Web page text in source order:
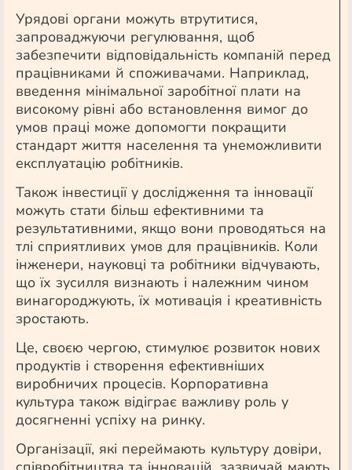
Урядові органи можуть втрутитися,
запроваджуючи регулювання, щоб
забезпечити відповідальність компаній перед
працівниками й споживачами. Наприклад,
введення мінімальної заробітної плати на
високому рівні або встановлення вимог до
умов праці може допомогти покращити
стандарт життя населення та унеможливити
експлуатацію робітників.
Також інвестиції у дослідження та інновації
можуть стати більш ефективними та
результативними, якщо вони проводяться на
тлі сприятливих умов для працівників. Коли
інженери, науковці та робітники відчувають,
що їх зусилля визнають і належним чином
винагороджують, їх мотивація і креативність
зростають.
Це, своєю чергою, стимулює розвиток нових
продуктів і створення ефективніших
виробничих процесів. Корпоративна
культура також відіграє важливу роль у
досягненні успіху на ринку.
Організації, які переймають культуру довіри,